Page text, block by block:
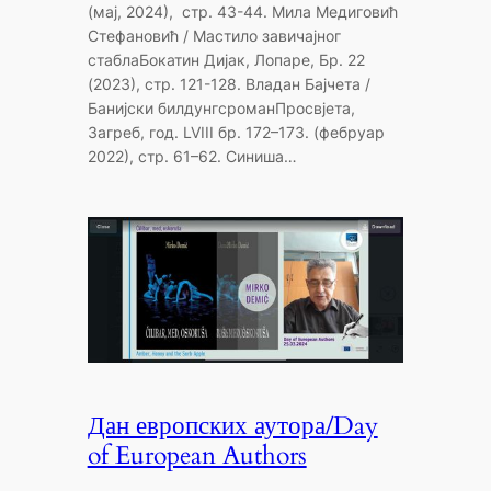
(мај, 2024), стр. 43-44. Мила Медиговић
Стефановић / Мастило завичајног
стаблаБокатин Дијак, Лопаре, Бр. 22
(2023), стр. 121-128. Владан Бајчета /
Банијски билдунгсроманПросвјета,
Загреб, год. LVIII бр. 172–173. (фебруар
2022), стр. 61–62. Синиша…
Дан европских аутора/Day
of European Authors